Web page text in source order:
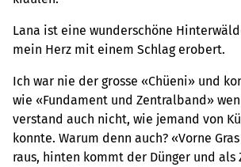
Lana ist eine wunderschöne
mein Herz mit einem Schlag erobert.
Ich war nie der grosse «Chüeni» und
wie «Fundament und Zentralband»
verstand auch nicht, wie jemand von
konnte. Warum denn auch? «Vorne
raus, hinten kommt der Dünger und als